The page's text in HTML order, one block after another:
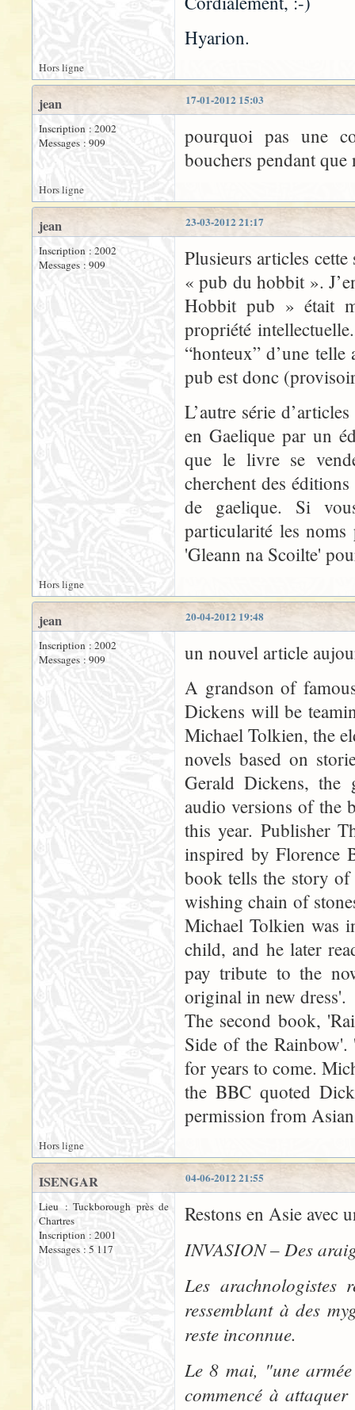
Hyarion.
Hors ligne
17-01-2012 15:03
jean
Inscription : 2002
Messages : 909
pourquoi pas une
bouchers pendant que
Hors ligne
23-03-2012 21:17
jean
Inscription : 2002
Messages : 909
Plusieurs articles
« pub du hobbit ».
Hobbit pub » était
propriété
“honteux” d’une
pub est donc
L’autre série
en Gaelique par un
que le livre se
cherchent des
de gaelique. Si
particularité les
'Gleann na Scoilte'
Hors ligne
20-04-2012 19:48
jean
Inscription : 2002
Messages : 909
un nouvel article
A grandson of
Dickens will be
Michael Tolkien, the
novels based on
Gerald Dickens, the
audio versions of the
this year. Publisher
inspired by Florence
book tells the story of
wishing chain of
Michael Tolkien was
child, and he later
pay tribute to the
original in new dress'.
The second book,
Side of the
for years to come.
the BBC quoted
permission from
Hors ligne
04-06-2012 21:55
ISENGAR
Lieu : Tuckborough près de
Chartres
Inscription : 2001
Messages : 5 117
Restons en Asie avec
INVASION – Des
Les arachnologistes
ressemblant à des
reste inconnue.
Le 8 mai, "une
commencé à